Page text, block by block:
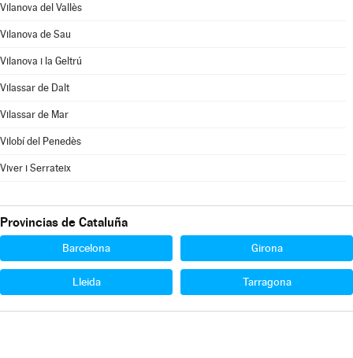
Vilanova del Vallès
Vilanova de Sau
Vilanova i la Geltrú
Vilassar de Dalt
Vilassar de Mar
Vilobí del Penedès
Viver i Serrateix
Provincias de Cataluña
Barcelona Girona
Lleida Tarragona